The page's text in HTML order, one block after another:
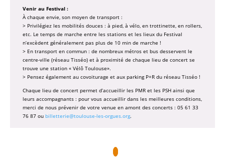
Venir au Festival :
À chaque envie, son moyen de transport :
> Privilégiez les mobilités douces : à pied, à vélo, en trottinette, en rollers,
etc. Le temps de marche entre les stations et les lieux du Festival
n’excèdent généralement pas plus de 10 min de marche !
> En transport en commun : de nombreux métros et bus desservent le
centre-ville (réseau Tisséo) et à proximité de chaque lieu de concert se
trouve une station « Vélô Toulouse».
> Pensez également au covoiturage et aux parking P+R du réseau Tisséo !
Chaque lieu de concert permet d’accueillir les PMR et les PSH ainsi que
leurs accompagnants : pour vous accueillir dans les meilleures conditions,
merci de nous prévenir de votre venue en amont des concerts : 05 61 33
76 87 ou billetterie@toulouse-les-orgues.org.